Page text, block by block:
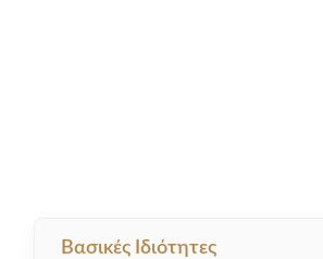
Βασικές Ιδιότητες